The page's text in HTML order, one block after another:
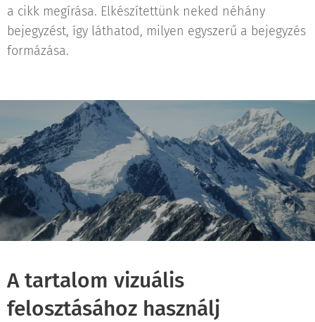
a cikk megírása. Elkészítettünk neked néhány
bejegyzést, így láthatod, milyen egyszerű a bejegyzés
formázása.
A tartalom vizuális
felosztásához használj